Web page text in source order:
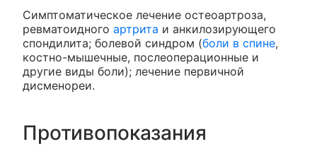
Симптоматическое лечение остеоартроза,
ревматоидного артрита и анкилозирующего
спондилита; болевой синдром (боли в спине,
костно-мышечные, послеоперационные и
другие виды боли); лечение первичной
дисменореи.
Противопоказания